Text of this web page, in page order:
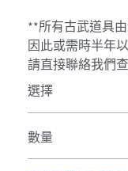
**所有古武道具
因此或需時半年
請直接聯絡我們
選擇
數量